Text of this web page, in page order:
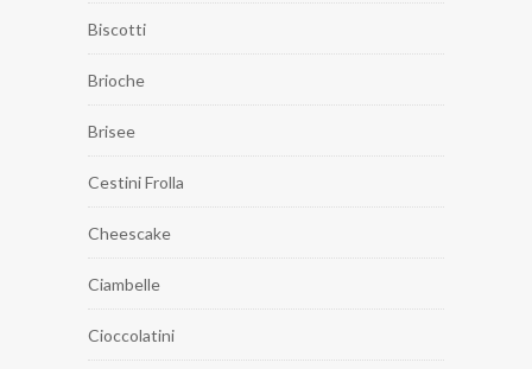
Biscotti
Brioche
Brisee
Cestini Frolla
Cheescake
Ciambelle
Cioccolatini